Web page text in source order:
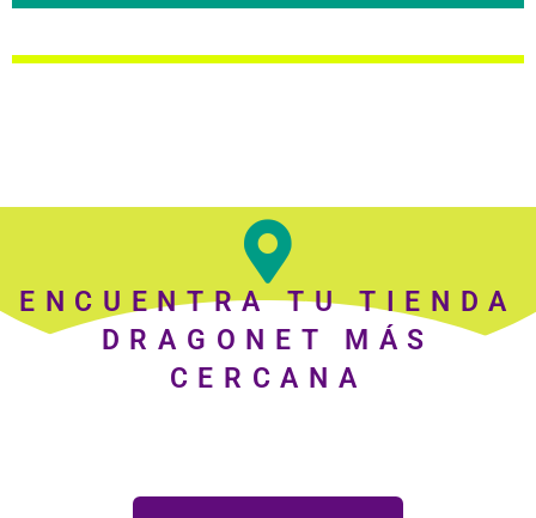
ENCUENTRA TU TIENDA
DRAGONET MÁS
CERCANA